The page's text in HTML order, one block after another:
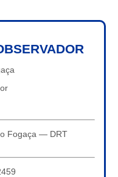
Fogaça — DRT